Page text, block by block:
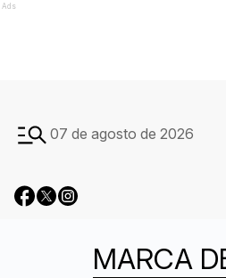
Ads
07 de agosto de 2026
MARCA